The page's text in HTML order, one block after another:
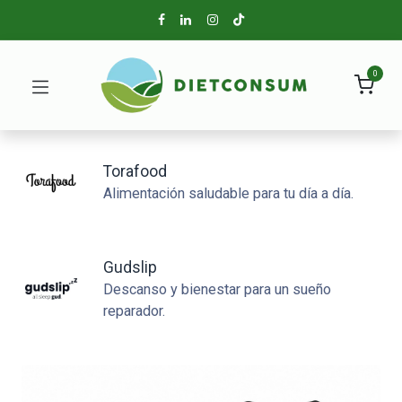
0
Torafood
Alimentación saludable para tu día a día.
Gudslip
Descanso y bienestar para un sueño
reparador.